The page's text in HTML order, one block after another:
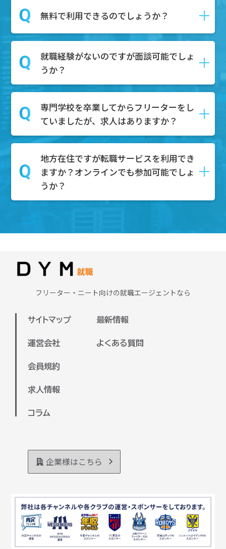
第二新卒とは、一般的に「新卒で就職し
てから１～3年以内の社員」を指し、正社
しての経験が浅い人材を対象にしていま
す。
はい、DYM就職では転職の具体的な予定
相談内容としては、キャリアアップした
い、自分の市場価値を知りたい、給与や
待遇の不満がある、上司や同僚との人間
関係がうまくいかない、などのご相談内
たくさんいらっしゃいます。
ぜひそのようなお悩みもお持ちでしたら
面談にご予約ください。
無料で利用できるのでしょうか？
はい。無料でご利用可能です。
求職者様はDYM就職のエージェントサー
ビスを無料で利用することが可能です。
就職経験がないのですが面談可能でしょ
うか？
もちろん可能でございます。無料相談ボ
タンからご予約いただけましたら、弊社
のキャリアアドバイザーと面談していた
その中で、どのような職業が合うのかを
一緒に考え、一人ひとりにあった求人を
ご紹介させていただき、内定までサポー
専門学校を卒業してからフリーターをし
ていましたが、求人はありますか？
もちろんございます。これまでのご経験
やスキルを活かして、様々な業界で活躍
できる求人がたくさんあります。特に、
フリーターとしての柔軟な対応力やコミ
える可能性が高いです。
まずは、ご自身が興味のある業界や、今
とで、より適した求人を見つけやすくな
一緒に、希望や目標を整理しながら進め
キャリアアドバイザーと面談していただ
いた上で、あなたに合った企業をご紹介
地方在住ですが転職サービスを利用でき
ますか？オンラインでも参加可能でしょ
うか？
対応しておりますので、地方の方の就職
支援も可能でございます。
ぜひお気軽にご参加ください。
フリーター・ニート向けの就職エージェントなら
サイトマップ
運営会社
会員規約
求人情報
コラム
最新情報
よくある質問
企業様はこちら